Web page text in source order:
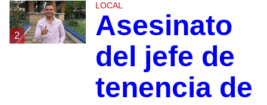
2
LOCAL
Asesinato
del jefe de
tenencia de